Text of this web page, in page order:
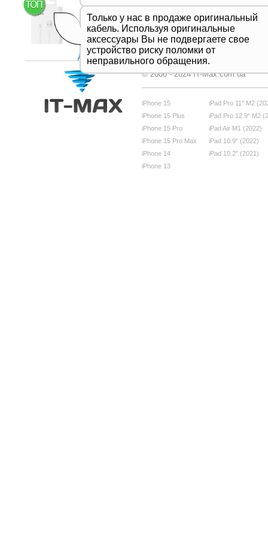
Только у нас в продаже оригинальный
кабель. Используя оригинальные
аксессуары Вы не подвергаете свое
устройство риску поломки от
неправильного обращения.
Дивитись все
© 2006 - 2024 IT-Max.com.ua
iPhone 15
iPhone 15 Plus
iPhone 15 Pro
iPhone 15 Pro Max
iPhone 14
iPhone 13
iPad Pro 11" M2
iPad Pro 12.9" M2
iPad Air M1 (2022)
iPad 10.9" (2022)
iPad 10.2" (2021)